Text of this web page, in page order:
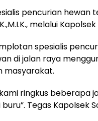
pencurian hewan
melalui
spesialis
di jalan raya
masyarakat.
ringkus beberapa
Tegas Kapolsek